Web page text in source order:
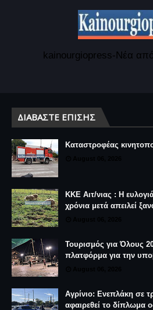
kainourgiopress-Νέα από
ΔΙΑΒΆΣΤΕ ΕΠΊΣΗΣ
Καταστροφέας
ΚΚΕ Αιτ/νιας : Η
χρόνια μετά απειλεί
Τουρισμός για Όλους
πλατφόρμα για την
Αγρίνιο: Ενεπλάκη σε
αφαιρεθεί το δίπλωμα